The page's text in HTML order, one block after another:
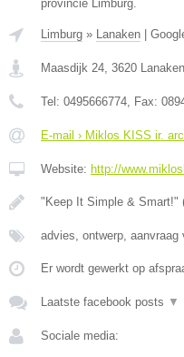
provincie Limburg.
Limburg » Lanaken
Maasdijk 24, 3620 Lanaken
Tel: 0495666774, Fax:
E-mail › Miklos KISS ir.
Website: http://
"Keep It Simple & Smart!"
advies, ontwerp, aanvraag
Er wordt gewerkt op
Laatste facebook posts ▼
Sociale media: